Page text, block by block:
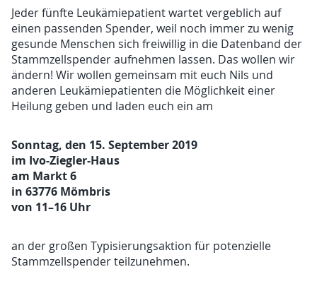
Jeder fünfte Leukämiepatient wartet vergeblich auf
einen passenden Spender, weil noch immer zu wenig
gesunde Menschen sich freiwillig in die Datenband der
Stammzellspender aufnehmen lassen. Das wollen wir
ändern! Wir wollen gemeinsam mit euch Nils und
anderen Leukämiepatienten die Möglichkeit einer
Heilung geben und laden euch ein am
Sonntag, den 15. September 2019
im Ivo-Ziegler-Haus
am Markt 6
in 63776 Mömbris
von 11–16 Uhr
an der großen Typisierungsaktion für potenzielle
Stammzellspender teilzunehmen.